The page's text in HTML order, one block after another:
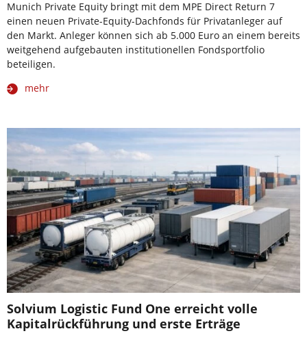
Munich Private Equity bringt mit dem MPE Direct Return 7
einen neuen Private-Equity-Dachfonds für Privatanleger auf
den Markt. Anleger können sich ab 5.000 Euro an einem bereits
weitgehend aufgebauten institutionellen Fondsportfolio
beteiligen.
mehr
Solvium Logistic Fund One erreicht volle
Kapitalrückführung und erste Erträge